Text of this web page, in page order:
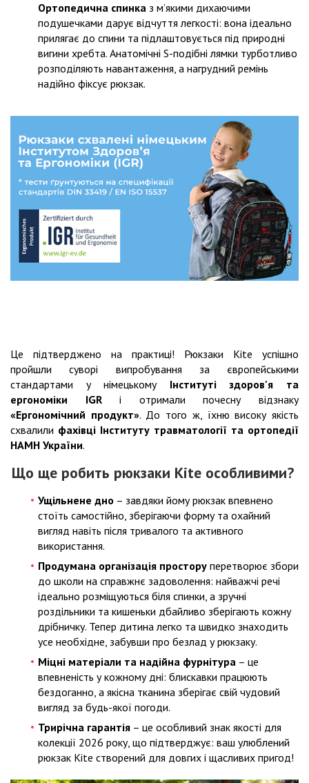
Ортопедична спинка з м’якими дихаючими
подушечками дарує відчуття легкості: вона ідеально
прилягає до спини та підлаштовується під природні
вигини хребта. Анатомічні S-подібні лямки турботливо
розподіляють навантаження, а нагрудний ремінь
надійно фіксує рюкзак.
Це підтверджено на практиці! Рюкзаки Kite успішно
пройшли суворі випробування за європейськими
стандартами у німецькому Інституті здоров'я та
ергономіки IGRі отримали почесну відзнаку
«Ергономічний продукт». До того ж, їхню високу якість
схвалили фахівці Інституту травматології та ортопедії
НАМН України.
Що ще робить рюкзаки Kite особливими?
Ущільнене дно – завдяки йому рюкзак впевнено
стоїть самостійно, зберігаючи форму та охайний
вигляд навіть після тривалого та активного
використання.
Продумана організація простору перетворює збори
до школи на справжнє задоволення: найважчі речі
ідеально розміщуються біля спинки, а зручні
роздільники та кишеньки дбайливо зберігають кожну
дрібничку. Тепер дитина легко та швидко знаходить
усе необхідне, забувши про безлад у рюкзаку.
Міцні матеріали та надійна фурнітура – це
впевненість у кожному дні: блискавки працюють
бездоганно, а якісна тканина зберігає свій чудовий
вигляд за будь-якої погоди.
Трирічна гарантія – це особливий знак якості для
колекції 2026 року, що підтверджує: ваш улюблений
рюкзак Kite створений для довгих і щасливих пригод!